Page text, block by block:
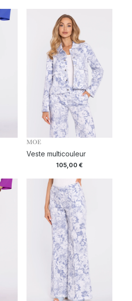
MOE
Veste multicouleur
105,00 €